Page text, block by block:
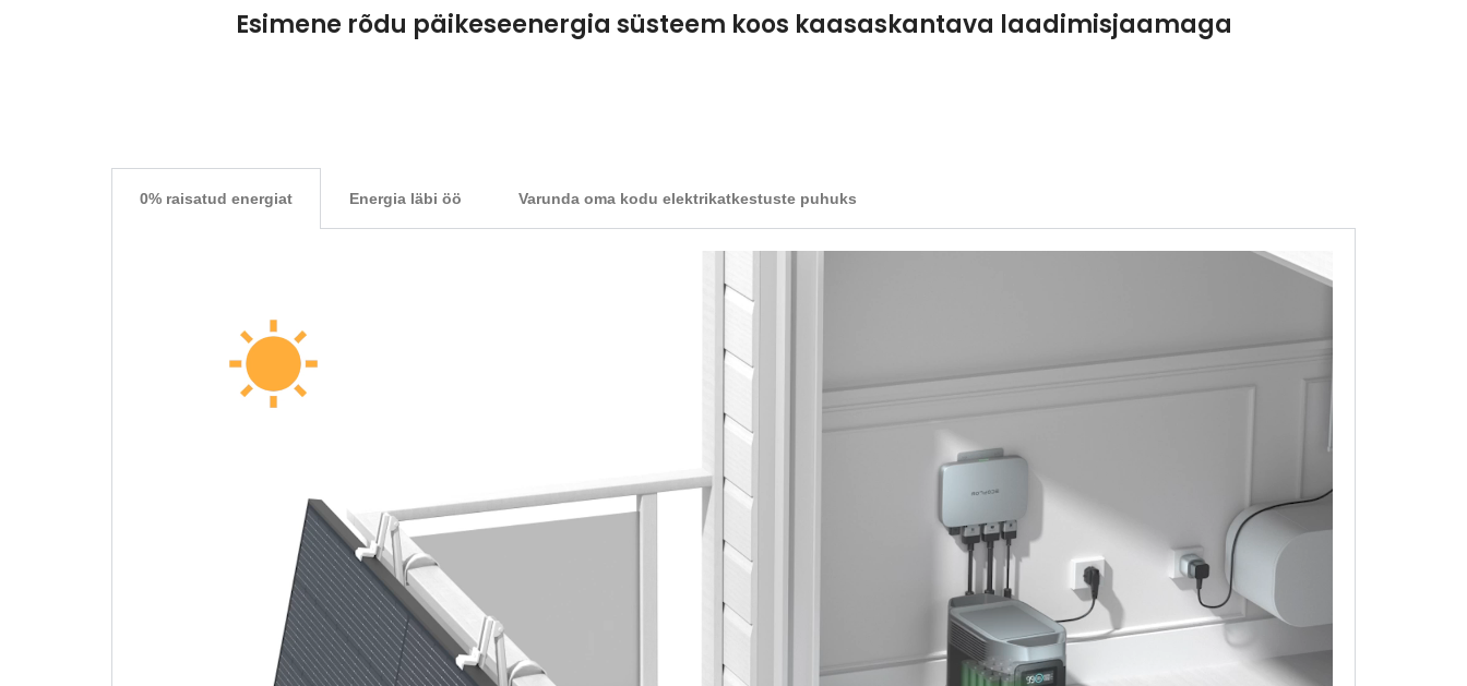
Esimene rõdu päikeseenergia süsteem koos kaasaskantava laadimisjaamaga
0% raisatud energiat Energia läbi öö Varunda oma kodu elektrikatkestuste puhuks